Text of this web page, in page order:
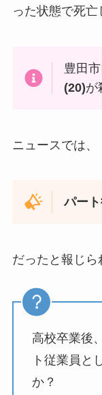
った状態で死亡
豊田
(20)が
ニュースでは、
パー
だったと報じら
高校卒業後
ト従業員と
か？